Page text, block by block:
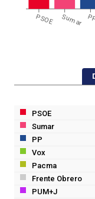
PSOE Sumar
PSOE
Sumar
PP
Vox
Pacma
Frente Obrero
PUM+J